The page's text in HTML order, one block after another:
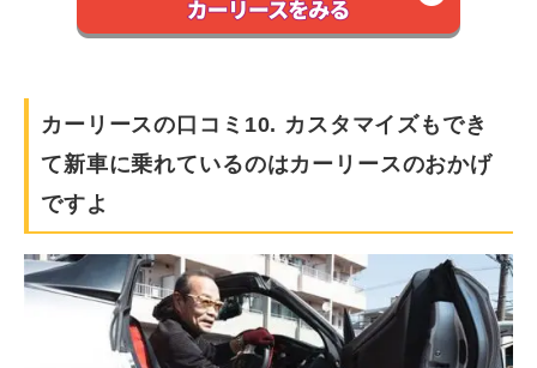
カーリースの口コミ10. カスタマイズもでき
て新車に乗れているのはカーリースのおかげ
ですよ